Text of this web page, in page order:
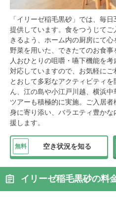
「イリーゼ稲毛黒砂」では、毎
提供しています。食をつうじて
きるよう、ホーム内の厨房にて
野菜を用いた、できたてのお食
人おひとりの咀嚼・嚥下機能を
対応していますので、お気軽に
とおして多彩なアクティビティ
ん、江の島や小江戸川越、横浜
ツアーも積極的に実施。ご入居
身に寄り添い、バラエティ豊か
援します。
無料 空き状況を知る
イリーゼ稲毛黒砂の料